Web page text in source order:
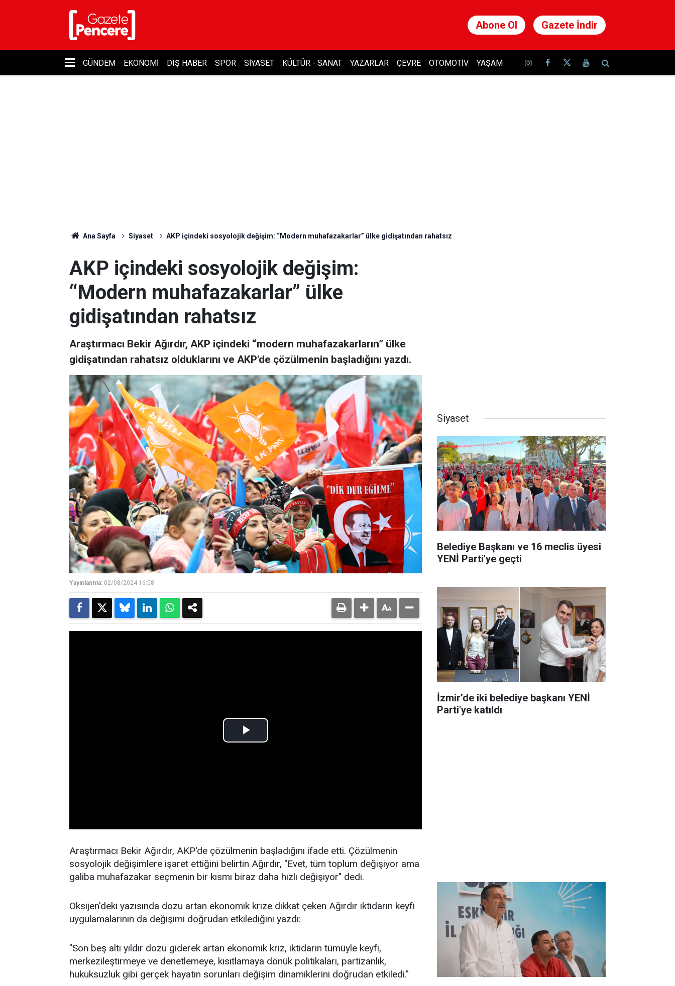
Abone Ol Gazete İndir
GÜNDEM EKONOMI DIŞ HABER SPOR SIYASET KÜLTÜR - SANAT YAZARLAR ÇEVRE OTOMOTIV YAŞAM
Ana Sayfa Siyaset AKP içindeki sosyolojik değişim: “Modern muhafazakarlar” ülke gidişatından rahatsız
AKP içindeki sosyolojik değişim:
“Modern muhafazakarlar” ülke
gidişatından rahatsız
Araştırmacı Bekir Ağırdır, AKP içindeki “modern muhafazakarların” ülke
gidişatından rahatsız olduklarını ve AKP'de çözülmenin başladığını yazdı.
Yayınlanma: 02/08/2024 16:08
Araştırmacı Bekir Ağırdır, AKP'de çözülmenin başladığını ifade etti. Çözülmenin
sosyolojik değişimlere işaret ettiğini belirtin Ağırdır, "Evet, tüm toplum değişiyor ama
galiba muhafazakar seçmenin bir kısmı biraz daha hızlı değişiyor" dedi.
Oksijen'deki yazısında dozu artan ekonomik krize dikkat çeken Ağırdır iktidarın keyfi
uygulamalarının da değişimi doğrudan etkilediğini yazdı:
"Son beş altı yıldır dozu giderek artan ekonomik kriz, iktidarın tümüyle keyfi,
merkezileştirmeye ve denetlemeye, kısıtlamaya dönük politikaları, partizanlık,
hukuksuzluk gibi gerçek hayatın sorunları değişim dinamiklerini doğrudan etkiledi."
Siyaset
Belediye Başkanı ve 16 meclis üyesi
YENİ Parti'ye geçti
İzmir’de iki belediye başkanı YENİ
Parti'ye katıldı